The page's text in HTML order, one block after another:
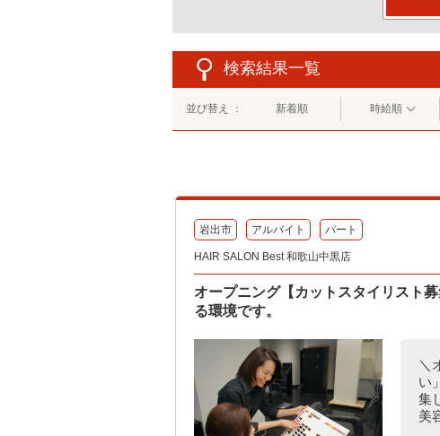
検索結果一覧
並び替え ： 新着順 時給順
岩出市 アルバイト パート
HAIR SALON Best 和歌山中黒店
オープニング【カットスタイリスト
る環境です。
＼
い
集
美